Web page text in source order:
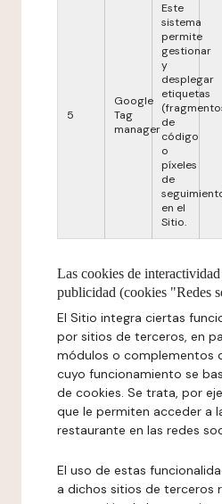
5
Google
Tag
manager
Este
sistema
permite
gestionar
y
desplegar
etiquetas
de
código
o
píxeles
de
en el
Sitio.
Las cookies de
publicidad (cookies "Redes
El Sitio integra ciertas
por sitios de terceros, en
módulos o complementos
cuyo funcionamiento se
de cookies. Se trata, por
que le permiten acceder a
restaurante en las redes
El uso de estas
a dichos sitios de terceros